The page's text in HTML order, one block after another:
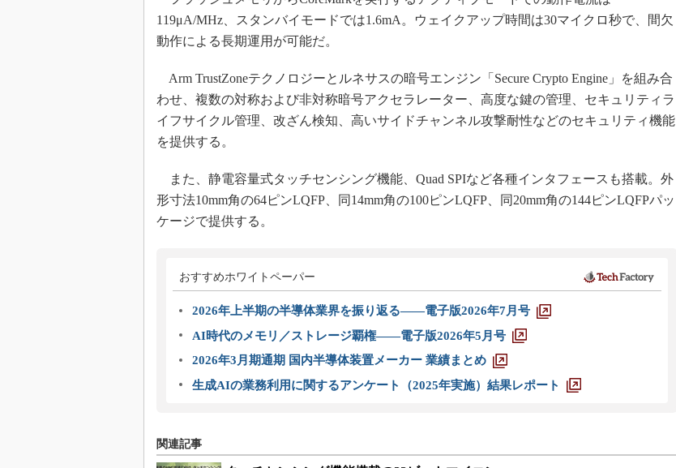
119μA/MHz、スタンバイモードでは1.6mA。ウェイクアップ時間は30マイクロ秒で、間欠
動作による長期運用が可能だ。
Arm TrustZoneテクノロジーとルネサスの暗号エンジン「Secure Crypto Engine」を組み合
わせ、複数の対称および非対称暗号アクセラレーター、高度な鍵の管理、セキュリティラ
イフサイクル管理、改ざん検知、高いサイドチャンネル攻撃耐性などのセキュリティ機能
を提供する。
また、静電容量式タッチセンシング機能、Quad SPIなど各種インタフェースも搭載。外
形寸法10mm角の64ピンLQFP、同14mm角の100ピンLQFP、同20mm角の144ピンLQFPパッ
ケージで提供する。
おすすめホワイトペーパー
2026年上半期の半導体業界を振り返る――電子版2026年7月号
AI時代のメモリ／ストレージ覇権――電子版2026年5月号
2026年3月期通期 国内半導体装置メーカー 業績まとめ
生成AIの業務利用に関するアンケート（2025年実施）結果レポート
関連記事